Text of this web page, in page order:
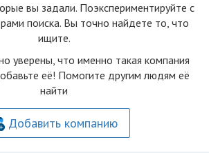
вы задали. Поэкспериментируйте с
поиска. Вы точно найдете то, что
ищите.
уверены, что именно такая компания
её! Помогите другим людям её
найти
Добавить компанию